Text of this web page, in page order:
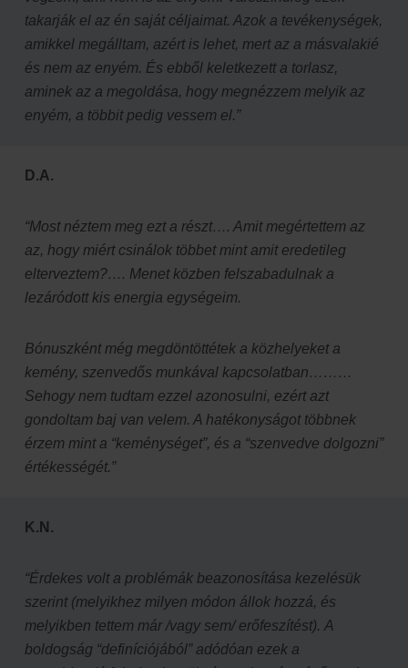
takarják el az én saját céljaimat. Azok a tevékenységek,
amikkel megálltam, azért is lehet, mert az a másvalakié
és nem az enyém. És ebből keletkezett a torlasz,
aminek az a megoldása, hogy megnézzem melyik az
enyém, a többit pedig vessem el.”
D.A.
“Most néztem meg ezt a részt…. Amit megértettem az
az, hogy miért csinálok többet mint amit eredetileg
elterveztem?…. Menet közben felszabadulnak a
lezáródott kis energia egységeim.
Bónuszként még megdöntöttétek a közhelyeket a
kemény, szenvedős munkával kapcsolatban………
Sehogy nem tudtam ezzel azonosulni, ezért azt
gondoltam baj van velem. A hatékonyságot többnek
érzem mint a “keménységet”, és a “szenvedve dolgozni”
értékességét.”
K.N.
“Érdekes volt a problémák beazonosítása kezelésük
szerint (melyikhez milyen módon állok hozzá, és
melyikben tettem már /vagy sem/ erőfeszítést). A
boldogság “definíciójából” adódóan ezek a